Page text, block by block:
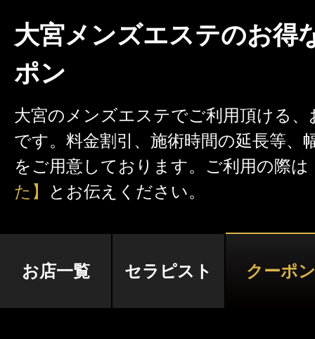
北海道・東北版
無料会員登録
ログイン
夏の特集イベント開催中！
激アツなお店を多数掲載！
セラピスト
大宮メンズエステのお得
ポン
大宮のメンズエステでご利用頂ける
です。料金割引、施術時間の延長等、
をご用意しております。ご利用の際は
た】
とお伝えください。
お店一覧 セラピスト クーポ